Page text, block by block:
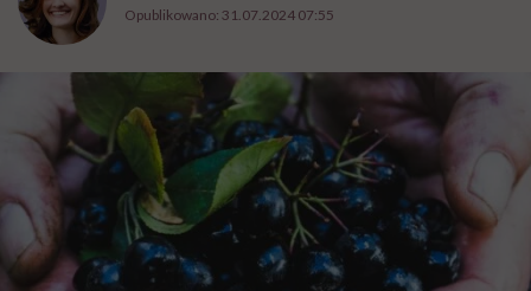
Opublikowano: 31.07.2024 07:55